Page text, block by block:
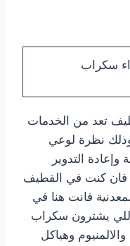
سكراب
تعد من الخدمات
وذلك نظرة لوعي
التدوير
كنت في القطيف
فانت هنا في
يشترون سكراب
وهياكل